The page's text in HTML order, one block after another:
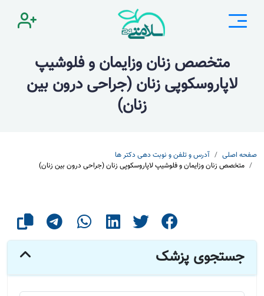
متخصص زنان وزایمان و فلوشیپ
لاپاروسکوپی زنان (جراحی درون بین
زنان)
صفحه اصلی
آدرس و تلفن و نوبت دهی دکتر ها
متخصص زنان وزایمان و فلوشیپ لاپاروسکوپی زنان (جراحی درون بین زنان)
جستجوی پزشک